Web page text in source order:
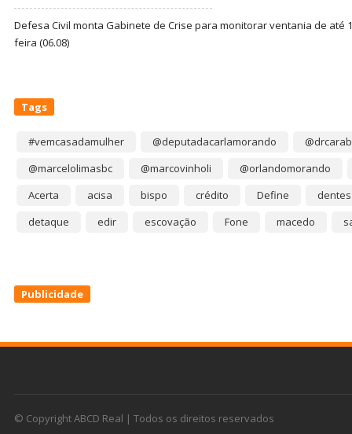
Defesa Civil monta Gabinete de Crise para monitorar ventania de até
feira (06.08)
Tags
#vemcasadamulher @deputadacarlamorando
@marcelolimasbc
@marcovinholi
@orlandomorando
Acerta
acisa bispo crédito Define
dentes
detaque
edir escovação Fone macedo
Publicidade
© Copyright ABCD Real | Todos os direitos reservados